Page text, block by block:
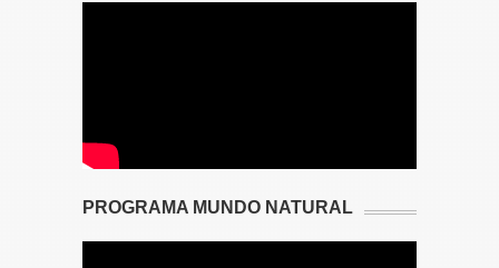
PROGRAMA MUNDO NATURAL